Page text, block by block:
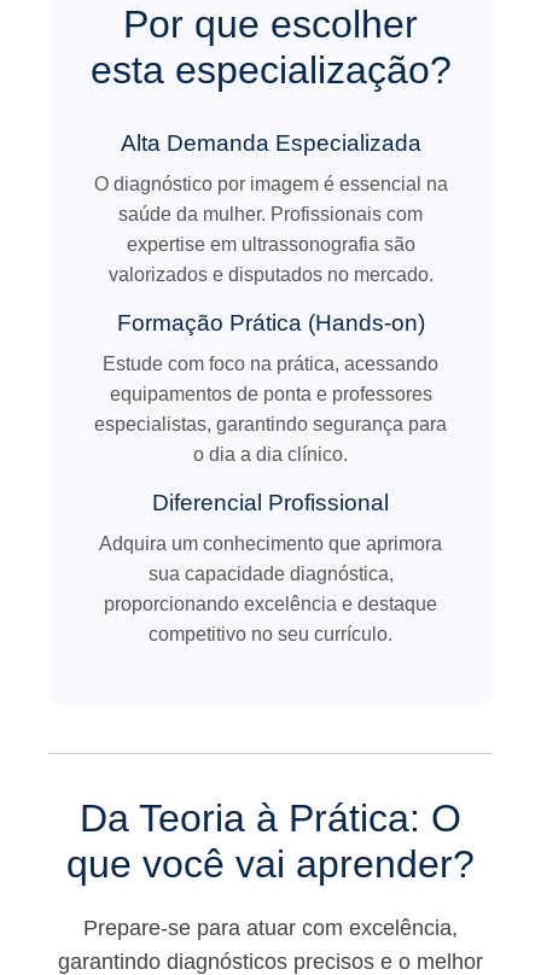
Por que escolher
esta especialização?
Alta Demanda Especializada
O diagnóstico por imagem é essencial na
saúde da mulher. Profissionais com
expertise em ultrassonografia são
valorizados e disputados no mercado.
Formação Prática (Hands-on)
Estude com foco na prática, acessando
equipamentos de ponta e professores
especialistas, garantindo segurança para
o dia a dia clínico.
Diferencial Profissional
Adquira um conhecimento que aprimora
sua capacidade diagnóstica,
proporcionando excelência e destaque
competitivo no seu currículo.
Da Teoria à Prática: O
que você vai aprender?
Prepare-se para atuar com excelência,
garantindo diagnósticos precisos e o melhor